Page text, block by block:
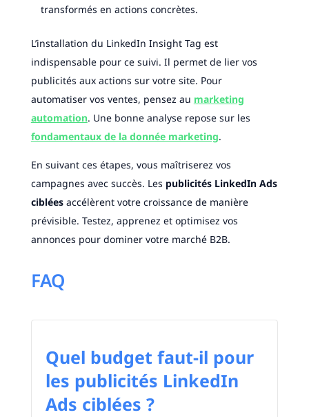
transformés en actions concrètes.
L’installation du LinkedIn Insight Tag est
indispensable pour ce suivi. Il permet de lier vos
publicités aux actions sur votre site. Pour
automatiser vos ventes, pensez au marketing
automation. Une bonne analyse repose sur les
fondamentaux de la donnée marketing.
En suivant ces étapes, vous maîtriserez vos
campagnes avec succès. Les publicités LinkedIn Ads
cibléesaccélèrent votre croissance de manière
prévisible. Testez, apprenez et optimisez vos
annonces pour dominer votre marché B2B.
FAQ
Quel budget faut-il pour
les publicités LinkedIn
Ads ciblées ?